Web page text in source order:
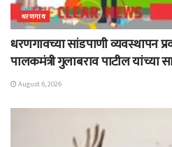
धरणगाव
धरणगावच्या सांडपाणी व्यवस्थापन
पालकमंत्री गुलाबराव पाटील यांच्या
August 6, 2026